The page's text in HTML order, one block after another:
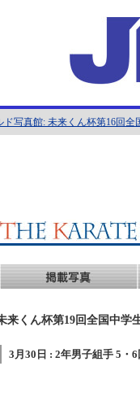
ド写真館: 未来くん杯第16回
来くん杯第19回全国中学
3月30日 : 2年男子組手 5・